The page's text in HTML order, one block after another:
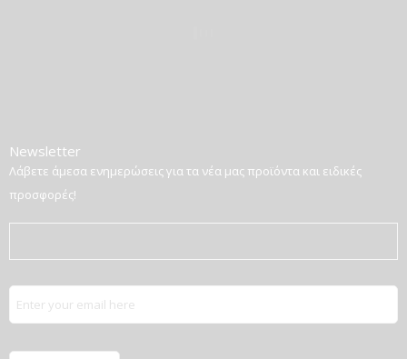
Newsletter
Λάβετε άμεσα ενημερώσεις για τα νέα μας προϊόντα και ειδικές
προσφορές!